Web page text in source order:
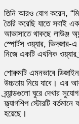
তিনি আরও যোগ করেন,
তৈরি করেছি যাতে সবাই
আভাসাতে থাকছে লাউঞ্জ
স্পোর্টস ওয়্যার, ভিদজার-এ
নিজে একটি এথনিক ওয়্যার
শোরুমটি এমনভাবে
উচ্চতায় নিয়ে যাবে। এর
ব্র্যান্ডগুলো ঘুরে দেখার
ফ্ল্যাগশিপ স্টোরটি
হয়েছে।